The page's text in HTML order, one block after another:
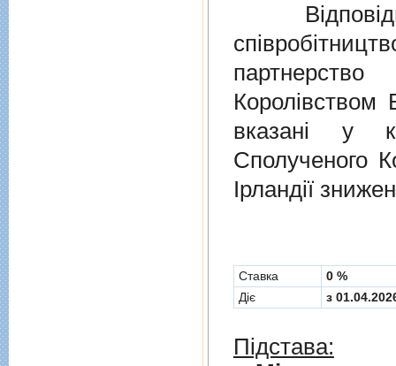
Королівством
вказані у
Сполученого
Ірландії
Cтавка
0 %
Діє
з
Підстава: